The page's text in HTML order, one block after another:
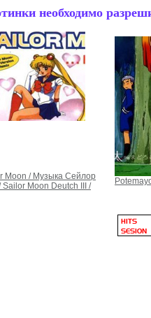
необходимо
Moon / Музыка Сейлор
Sailor Moon Deutch III /